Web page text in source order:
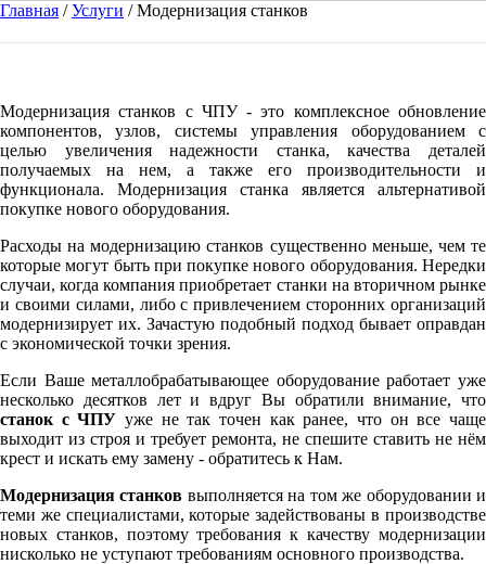
Главная /Услуги / Модернизация станков
Модернизация станков с ЧПУ - это комплексное обновление
компонентов, узлов, системы управления оборудованием с
целью увеличения надежности станка, качества деталей
получаемых на нем, а также его производительности и
функционала. Модернизация станка является альтернативой
покупке нового оборудования.
Расходы на модернизацию станков существенно меньше, чем те
которые могут быть при покупке нового оборудования. Нередки
случаи, когда компания приобретает станки на вторичном рынке
и своими силами, либо с привлечением сторонних организаций
модернизирует их. Зачастую подобный подход бывает оправдан
с экономической точки зрения.
Если Ваше металлобрабатывающее оборудование работает уже
несколько десятков лет и вдруг Вы обратили внимание, что
станок с ЧПУ уже не так точен как ранее, что он все чаще
выходит из строя и требует ремонта, не спешите ставить не нём
крест и искать ему замену - обратитесь к Нам.
Модернизация станков выполняется на том же оборудовании и
теми же специалистами, которые задействованы в производстве
новых станков, поэтому требования к качеству модернизации
нисколько не уступают требованиям основного производства.